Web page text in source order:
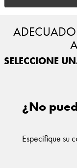
ADECUADO
SELECCIONE
¿No
Especifique su